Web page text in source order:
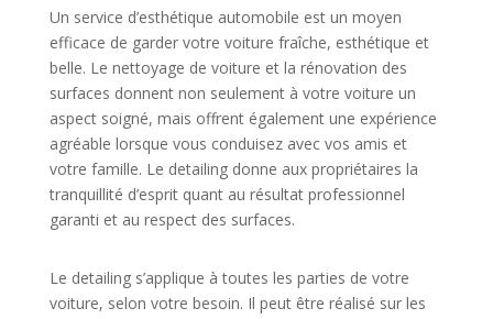
Un service d’esthétique automobile est un moyen
efficace de garder votre voiture fraîche, esthétique et
belle. Le nettoyage de voiture et la rénovation des
surfaces donnent non seulement à votre voiture un
aspect soigné, mais offrent également une expérience
agréable lorsque vous conduisez avec vos amis et
votre famille. Le detailing donne aux propriétaires la
tranquillité d’esprit quant au résultat professionnel
garanti et au respect des surfaces.
Le detailing s’applique à toutes les parties de votre
voiture, selon votre besoin. Il peut être réalisé sur les